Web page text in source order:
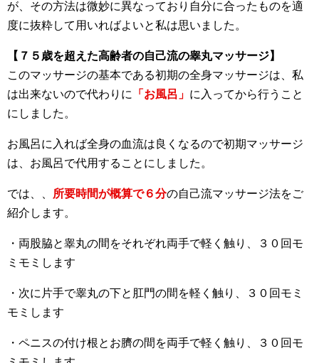
が、その方法は微妙に異なっており自分に合ったものを適
度に抜粋して用いればよいと私は思いました。
【７５歳を超えた高齢者の自己流の睾丸マッサージ】
このマッサージの基本である初期の全身マッサージは、私
は出来ないので代わりに
「お風呂」 に入ってから行うこと
にしました。
お風呂に入れば全身の血流は良くなるので初期マッサージ
は、お風呂で代用することにしました。
では、、 所要時間が概算で６分の自己流マッサージ法をご
紹介します。
・両股脇と睾丸の間をそれぞれ両手で軽く触り、３０回モ
ミモミします
・次に片手で睾丸の下と肛門の間を軽く触り、３０回モミ
モミします
・ペニスの付け根とお臍の間を両手で軽く触り、３０回モ